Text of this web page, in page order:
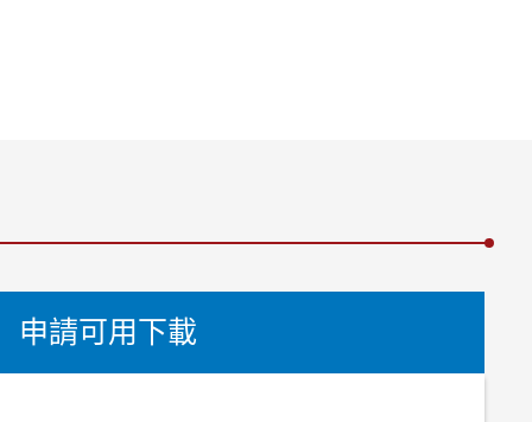
申請可用下載